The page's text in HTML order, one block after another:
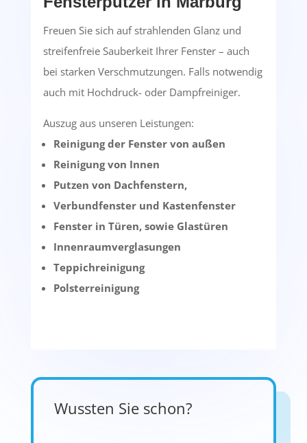
Freuen Sie sich auf strahlenden Glanz und
streifenfreie Sauberkeit Ihrer Fenster – auch
bei starken Verschmutzungen. Falls notwendig
auch mit Hochdruck- oder Dampfreiniger.
Auszug aus unseren Leistungen:
Reinigung der Fenster von außen
Reinigung von Innen
Putzen von Dachfenstern,
Verbundfenster und Kastenfenster
Fenster in Türen, sowie Glastüren
Innenraumverglasungen
Teppichreinigung
Polsterreinigung
Wussten Sie schon?